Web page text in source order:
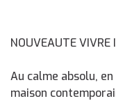
NOUVEAUTE VIVRE
Au calme absolu,
maison